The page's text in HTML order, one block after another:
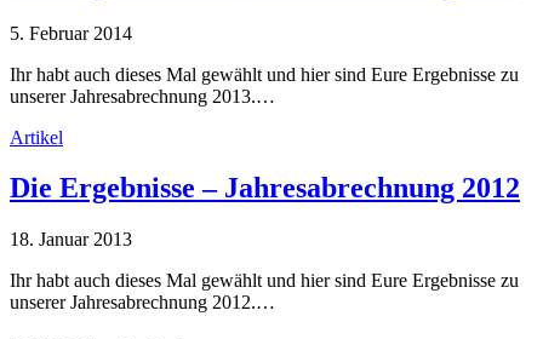
5. Februar 2014
Ihr habt auch dieses Mal gewählt und hier sind Eure Ergebnisse zu
unserer Jahresabrechnung 2013.…
Artikel
Die Ergebnisse – Jahresabrechnung 2012
18. Januar 2013
Ihr habt auch dieses Mal gewählt und hier sind Eure Ergebnisse zu
unserer Jahresabrechnung 2012.…